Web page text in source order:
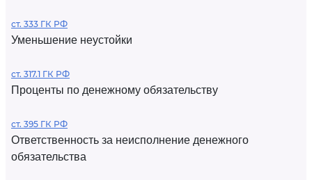
ст. 333 ГК РФ
Уменьшение неустойки
ст. 317.1 ГК РФ
Проценты по денежному обязательству
ст. 395 ГК РФ
Ответственность за неисполнение денежного
обязательства